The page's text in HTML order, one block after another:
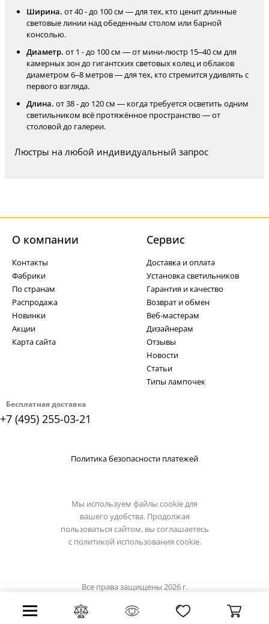
Ширина. от 40 - до 100 см — для тех, кто ценит длинные
световые линии над обеденным столом или барной
консолью.
Диаметр. от 1 - до 100 см — от мини-люстр 15–40 см для
камерных зон до гигантских световых колец и облаков
диаметром 6–8 метров — для тех, кто стремится удивлять с
первого взгляда.
Длина. от 38 - до 120 см — когда требуется осветить одним
светильником всё протяжённое пространство — от
столовой до галереи.
Люстры на любой индивидуальный запрос
Бесплатная доставка
+7 (495) 255-03-21
О компании
Контакты
Фабрики
По странам
Распродажа
Новинки
Акции
Карта сайта
Cервис
Доставка и оплата
Установка светильников
Гарантия и качество
Возврат и обмен
Веб-мастерам
Дизайнерам
Отзывы
Новости
Статьи
Типы лампочек
Политика безопасности платежей
Мы используем файлы cookie для
вашего удобства. Продолжая
пользоваться сайтом, вы соглашаетесь
с политикой использования cookie.
Все права защищены 2026 г.